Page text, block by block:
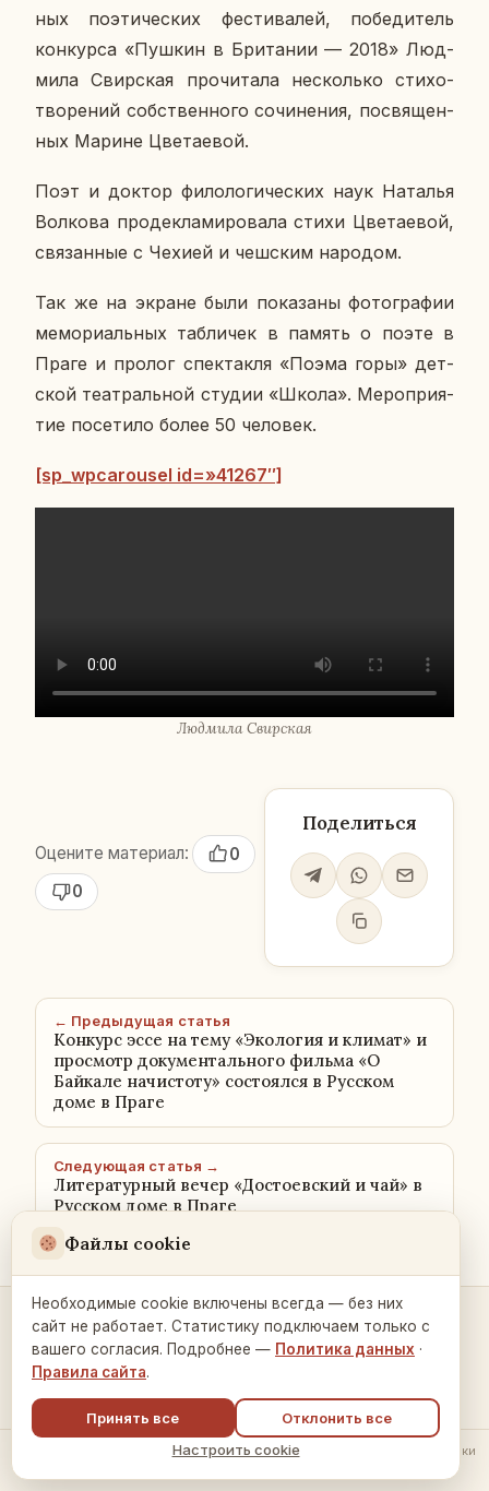
ных по­э­ти­че­ских фе­сти­ва­лей, по­бе­ди­тель
кон­кур­са «Пушкин в Бри­та­нии — 2018» Люд­
ми­ла Свир­ская про­чи­та­ла несколь­ко сти­хо­
тво­ре­ний соб­ствен­но­го со­чи­не­ния, по­свя­щен­
ных Марине Цве­та­е­вой.
Поэт и доктор фи­ло­ло­ги­че­ских наук На­та­лья
Вол­ко­ва про­де­кла­ми­ро­ва­ла стихи Цве­та­е­вой,
свя­зан­ные с Чехией и чеш­ским на­ро­дом.
Так же на экране были по­ка­за­ны фо­то­гра­фии
ме­мо­ри­аль­ных таб­ли­чек в память о поэте в
Праге и пролог спек­так­ля «Поэма горы» дет­
ской те­ат­раль­ной студии «Школа». Ме­ро­при­я­
тие по­се­ти­ло более 50 че­ло­век.
[sp_wpcarousel id=»41267″]
Люд­ми­ла Свир­ская
Оцените материал:
0
0
Поделиться
← Предыдущая статья
Конкурс эссе на тему «Экология и климат» и
просмотр документального фильма «О
Байкале начистоту» состоялся в Русском
доме в Праге
Следующая статья →
Литературный вечер «Достоевский и чай» в
Русском доме в Праге
Контакты и связь →
© 2026 Русский Дом в Праге ·Политика обработки данных
Настройки
Файлы cookie
Необходимые cookie включены всегда — без них
сайт не работает. Статистику подключаем только с
вашего согласия. Подробнее — Политика данных ·
Правила сайта.
Принять все
Отклонить все
Настроить cookie